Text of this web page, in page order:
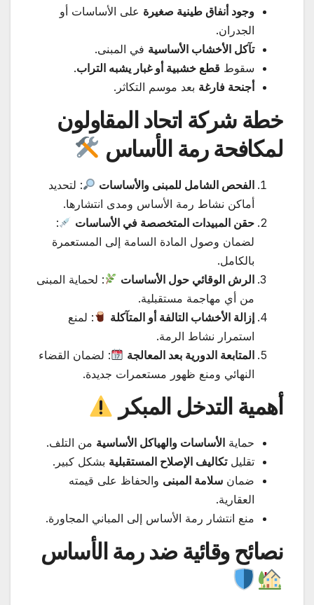
وجود أنفاق طينية صغيرة على الأساسات أو
الجدران.
تآكل الأخشاب الأساسية في المبنى.
سقوط قطع خشبية أو غبار يشبه التراب.
أجنحة فارغة بعد موسم التكاثر.
خطة شركة اتحاد المقاولون
لمكافحة رمة الأساس
الفحص الشامل للمبنى والأساسات
: لتحديد
أماكن نشاط رمة الأساس ومدى انتشارها.
حقن المبيدات المتخصصة في الأساسات
:
لضمان وصول المادة السامة إلى المستعمرة
بالكامل.
الرش الوقائي حول الأساسات
: لحماية المبنى
من أي مهاجمة مستقبلية.
إزالة الأخشاب التالفة أو المتآكلة
: لمنع
استمرار نشاط الرمة.
المتابعة الدورية بعد المعالجة
: لضمان القضاء
النهائي ومنع ظهور مستعمرات جديدة.
أهمية التدخل المبكر
حماية الأساسات والهياكل الأساسية من التلف.
تقليلتكاليف الإصلاح المستقبلية بشكل كبير.
ضمان سلامة المبنى والحفاظ على قيمته
العقارية.
منع انتشار رمة الأساس إلى المباني المجاورة.
نصائح وقائية ضد رمة الأساس